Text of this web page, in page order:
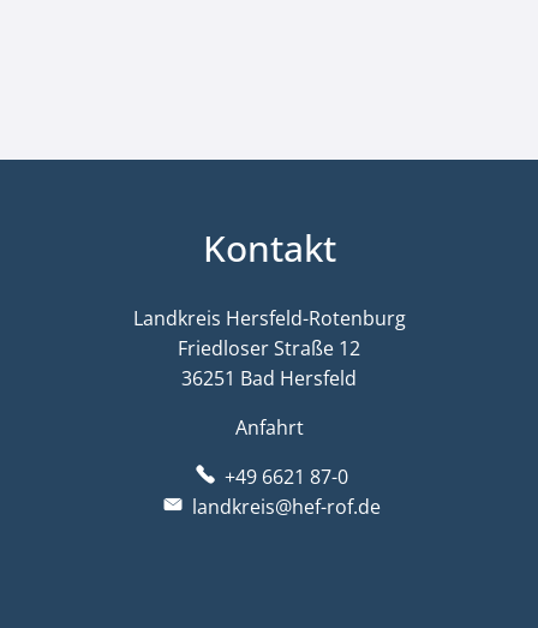
Kontakt
Landkreis Hersfeld-Rotenburg
Friedloser Straße 12
36251 Bad Hersfeld
Anfahrt
+49 6621 87-0
landkreis@hef-rof.de